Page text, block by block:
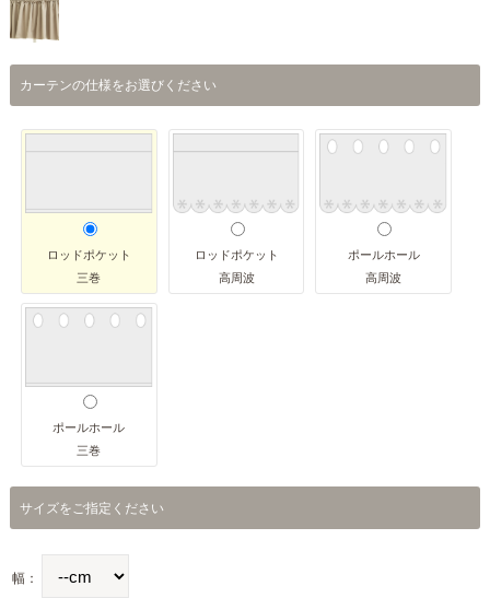
カーテンの仕様をお選びください
ロッドポケット
三巻
ロッドポケット
高周波
ポールホール
高周波
ポールホール
三巻
サイズをご指定ください
幅：